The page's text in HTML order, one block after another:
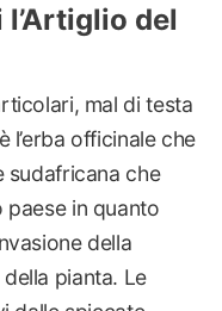
del
mal di testa
l’erba officinale che
sudafricana che
in quanto
della
pianta. Le